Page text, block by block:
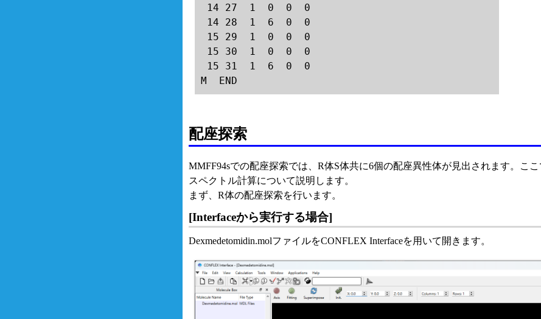
14 27  1  0  0  0
14 28  1  6  0  0
15 29  1  0  0  0
15 30  1  0  0  0
15 31  1  6  0  0
M  END
配座探索
MMFF94sでの配座探索では、R体S体共に6個の配座異性体が見出されます。こ
スペクトル計算について説明します。
まず、R体の配座探索を行います。
[Interfaceから実行する場合]
Dexmedetomidin.molファイルをCONFLEX Interfaceを用いて開きます。